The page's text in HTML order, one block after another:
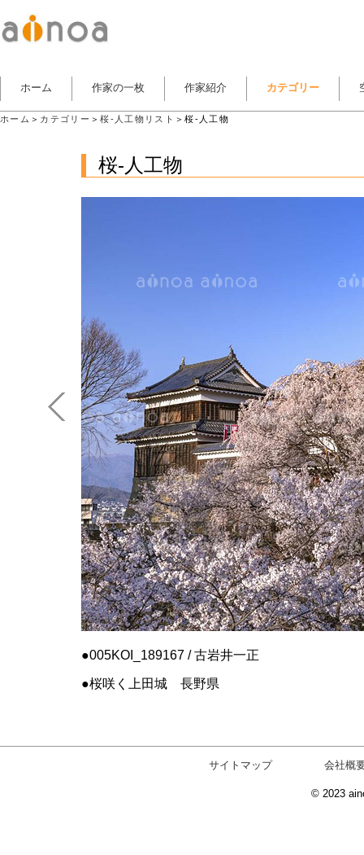
ホーム 作家の一枚 作家紹介 カテゴリー
ホーム ＞ カテゴリー ＞桜-人工物リスト ＞桜-人工物
桜-人工物
005KOI_189167 / 古岩井一正
桜咲く上田城 長野県
サイトマップ 会社概
© 2023